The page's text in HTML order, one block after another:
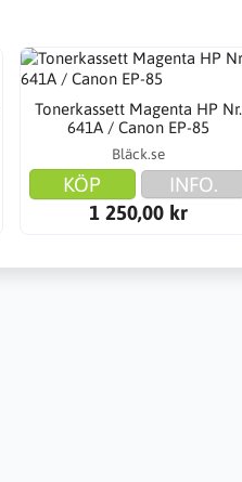
Tonerkassett Magenta HP Nr.
641A / Canon EP-85
Bläck.se
KÖP
INFO.
1 250,00 kr